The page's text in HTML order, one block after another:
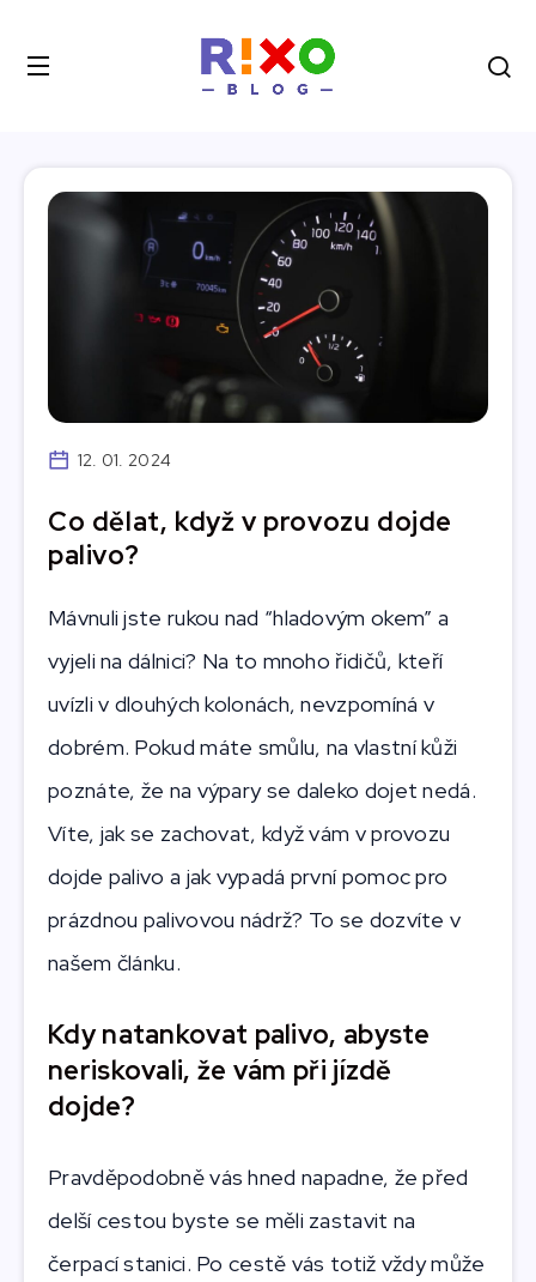
12. 01. 2024
Co dělat, když v provozu dojde
palivo?
Mávnuli jste rukou nad “hladovým okem” a
vyjeli na dálnici? Na to mnoho řidičů, kteří
uvízli v dlouhých kolonách, nevzpomíná v
dobrém. Pokud máte smůlu, na vlastní kůži
poznáte, že na výpary se daleko dojet nedá.
Víte, jak se zachovat, když vám v provozu
dojde palivo a jak vypadá první pomoc pro
prázdnou palivovou nádrž? To se dozvíte v
našem článku.
Kdy natankovat palivo, abyste
neriskovali, že vám při jízdě
dojde?
Pravděpodobně vás hned napadne, že před
delší cestou byste se měli zastavit na
čerpací stanici. Po cestě vás totiž vždy může